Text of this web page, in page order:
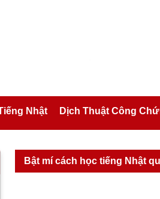
Nhật Dịch Thuật Công
Bật mí cách học tiếng Nhật